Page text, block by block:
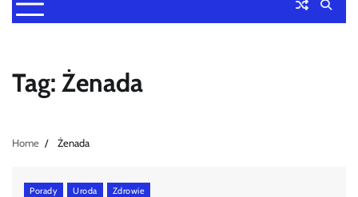
Tag: Żenada
Home Żenada
Porady Uroda Zdrowie